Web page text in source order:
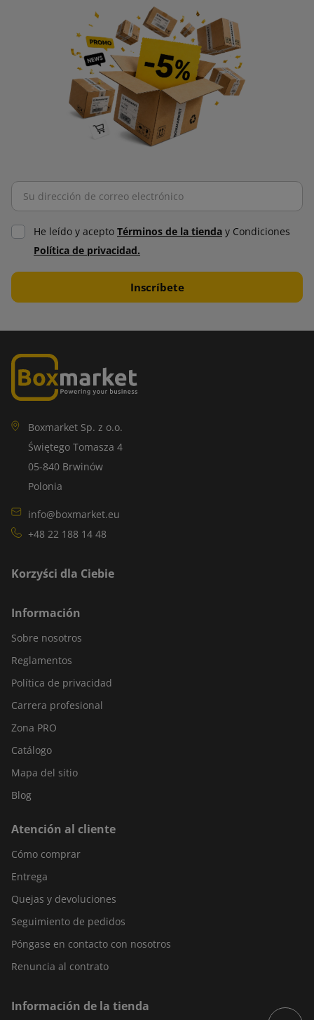
He leído y acepto Términos de la tienda y Condiciones
Política de privacidad.
Boxmarket Sp. z o.o.
Świętego Tomasza 4
05-840 Brwinów
Polonia
info@boxmarket.eu
+48 22 188 14 48
Korzyści dla Ciebie
Información
Sobre nosotros
Reglamentos
Política de privacidad
Carrera profesional
Zona PRO
Catálogo
Mapa del sitio
Blog
Atención al cliente
Cómo comprar
Entrega
Quejas y devoluciones
Seguimiento de pedidos
Póngase en contacto con nosotros
Renuncia al contrato
Información de la tienda